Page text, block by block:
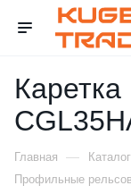
Каретка
Главная — Каталог
Профильные